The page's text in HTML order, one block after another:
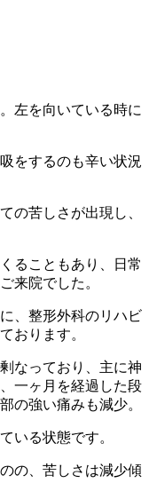
左を向いている時に
をするのも辛い状況
の苦しさが出現し、
ることもあり、日常
来院でした。
、整形外科のリハビ
おります。
なっており、主に神
一ヶ月を経過した段
の強い痛みも減少。
いる状態です。
の、苦しさは減少傾